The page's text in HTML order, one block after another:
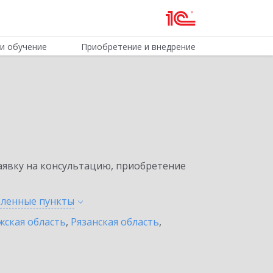
обучение Приобретение и внедрение
на консультацию, приобретение
пункты
область, Рязанская область,